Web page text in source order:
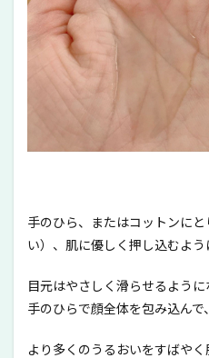
手のひら、またはコットンに
い）、肌に優しく押し込むよう
目元はやさしく滑らせるよう
手のひらで顔全体を包み込んで、
より多くのうるおいをすばや